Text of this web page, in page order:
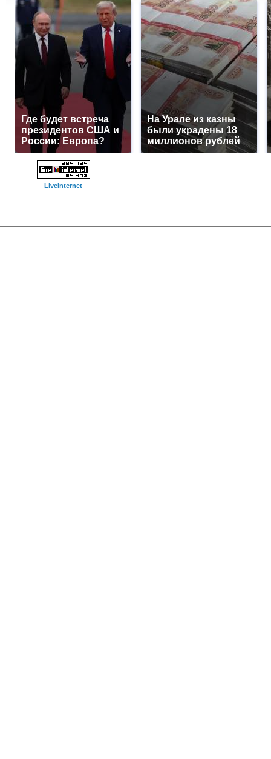
Где будет встреча
президентов США и
России: Европа?
На Урале из казны
были украдены 18
миллионов рублей
LiveInternet